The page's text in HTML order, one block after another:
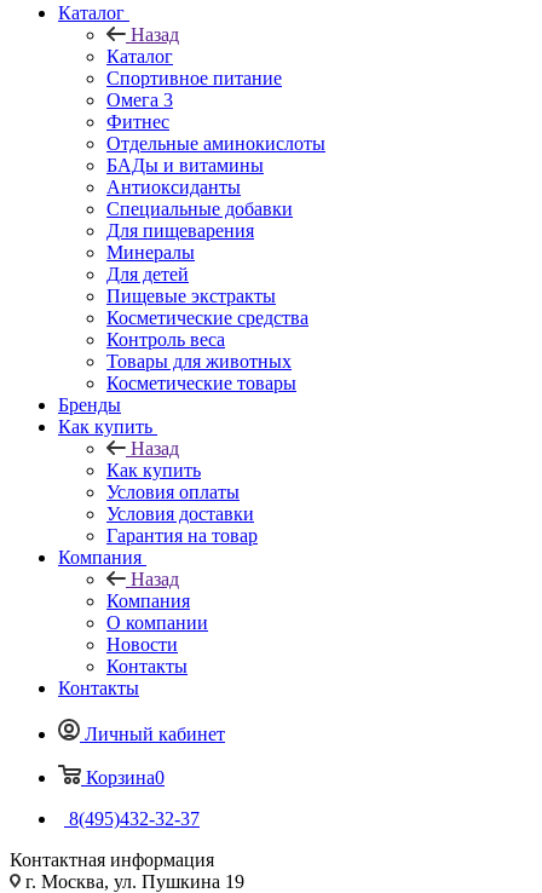
Каталог
Назад
Каталог
Спортивное питание
Омега 3
Фитнес
Отдельные аминокислоты
БАДы и витамины
Антиоксиданты
Специальные добавки
Для пищеварения
Минералы
Для детей
Пищевые экстракты
Косметические средства
Контроль веса
Товары для животных
Косметические товары
Бренды
Как купить
Назад
Как купить
Условия оплаты
Условия доставки
Гарантия на товар
Компания
Назад
Компания
О компании
Новости
Контакты
Контакты
Личный кабинет
Корзина0
8(495)432-32-37
Контактная информация
г. Москва, ул. Пушкина 19